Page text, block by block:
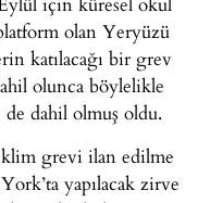
olan Yeryüzü
katılacağı bir grev
olunca böylelikle
dahil olmuş oldu.
grevi ilan edilme
yapılacak zirve